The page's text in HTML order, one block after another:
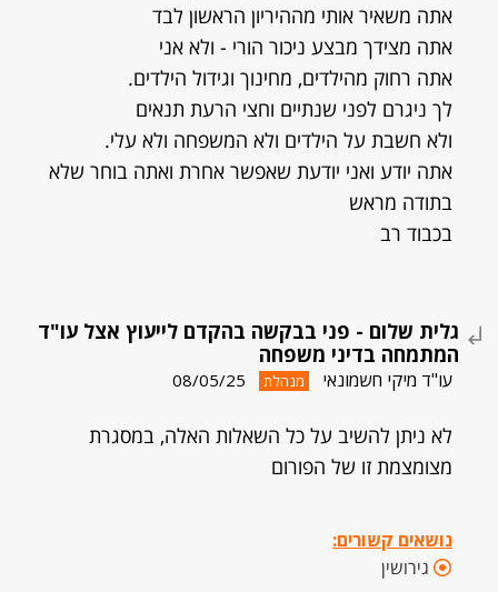
אתה משאיר אותי מההיריון הראשון לבד
אתה מצידך מבצע ניכור הורי - ולא אני
אתה רחוק מהילדים, מחינוך וגידול הילדים.
לך ניגרם לפני שנתיים וחצי הרעת תנאים
ולא חשבת על הילדים ולא המשפחה ולא עלי.
אתה יודע ואני יודעת שאפשר אחרת ואתה בוחר שלא
בתודה מראש
בכבוד רב
גלית שלום - פני בבקשה בהקדם לייעוץ אצל עו"ד
המתמחה בדיני משפחה
עו"ד מיקי חשמונאי מנהלת 08/05/25
לא ניתן להשיב על כל השאלות האלה, במסגרת
מצומצמת זו של הפורום
נושאים קשורים:
גירושין